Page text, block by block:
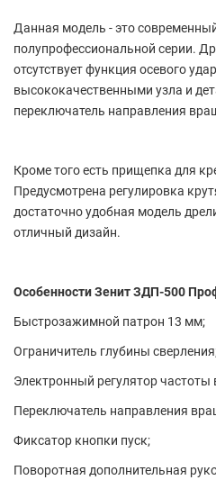
Данная модель - это
полупрофессиональной серии.
отсутствует функция осевого
высококачественными узла и
переключатель направления
Кроме того есть прищепка для
Предусмотрена регулировка
достаточно удобная модель
отличный дизайн.
Особенности Зенит ЗДП-500
Быстрозажимной патрон 13 мм;
Ограничитель глубины
Электронный регулятор
Переключатель направления
Фиксатор кнопки пуск;
Поворотная дополнительная